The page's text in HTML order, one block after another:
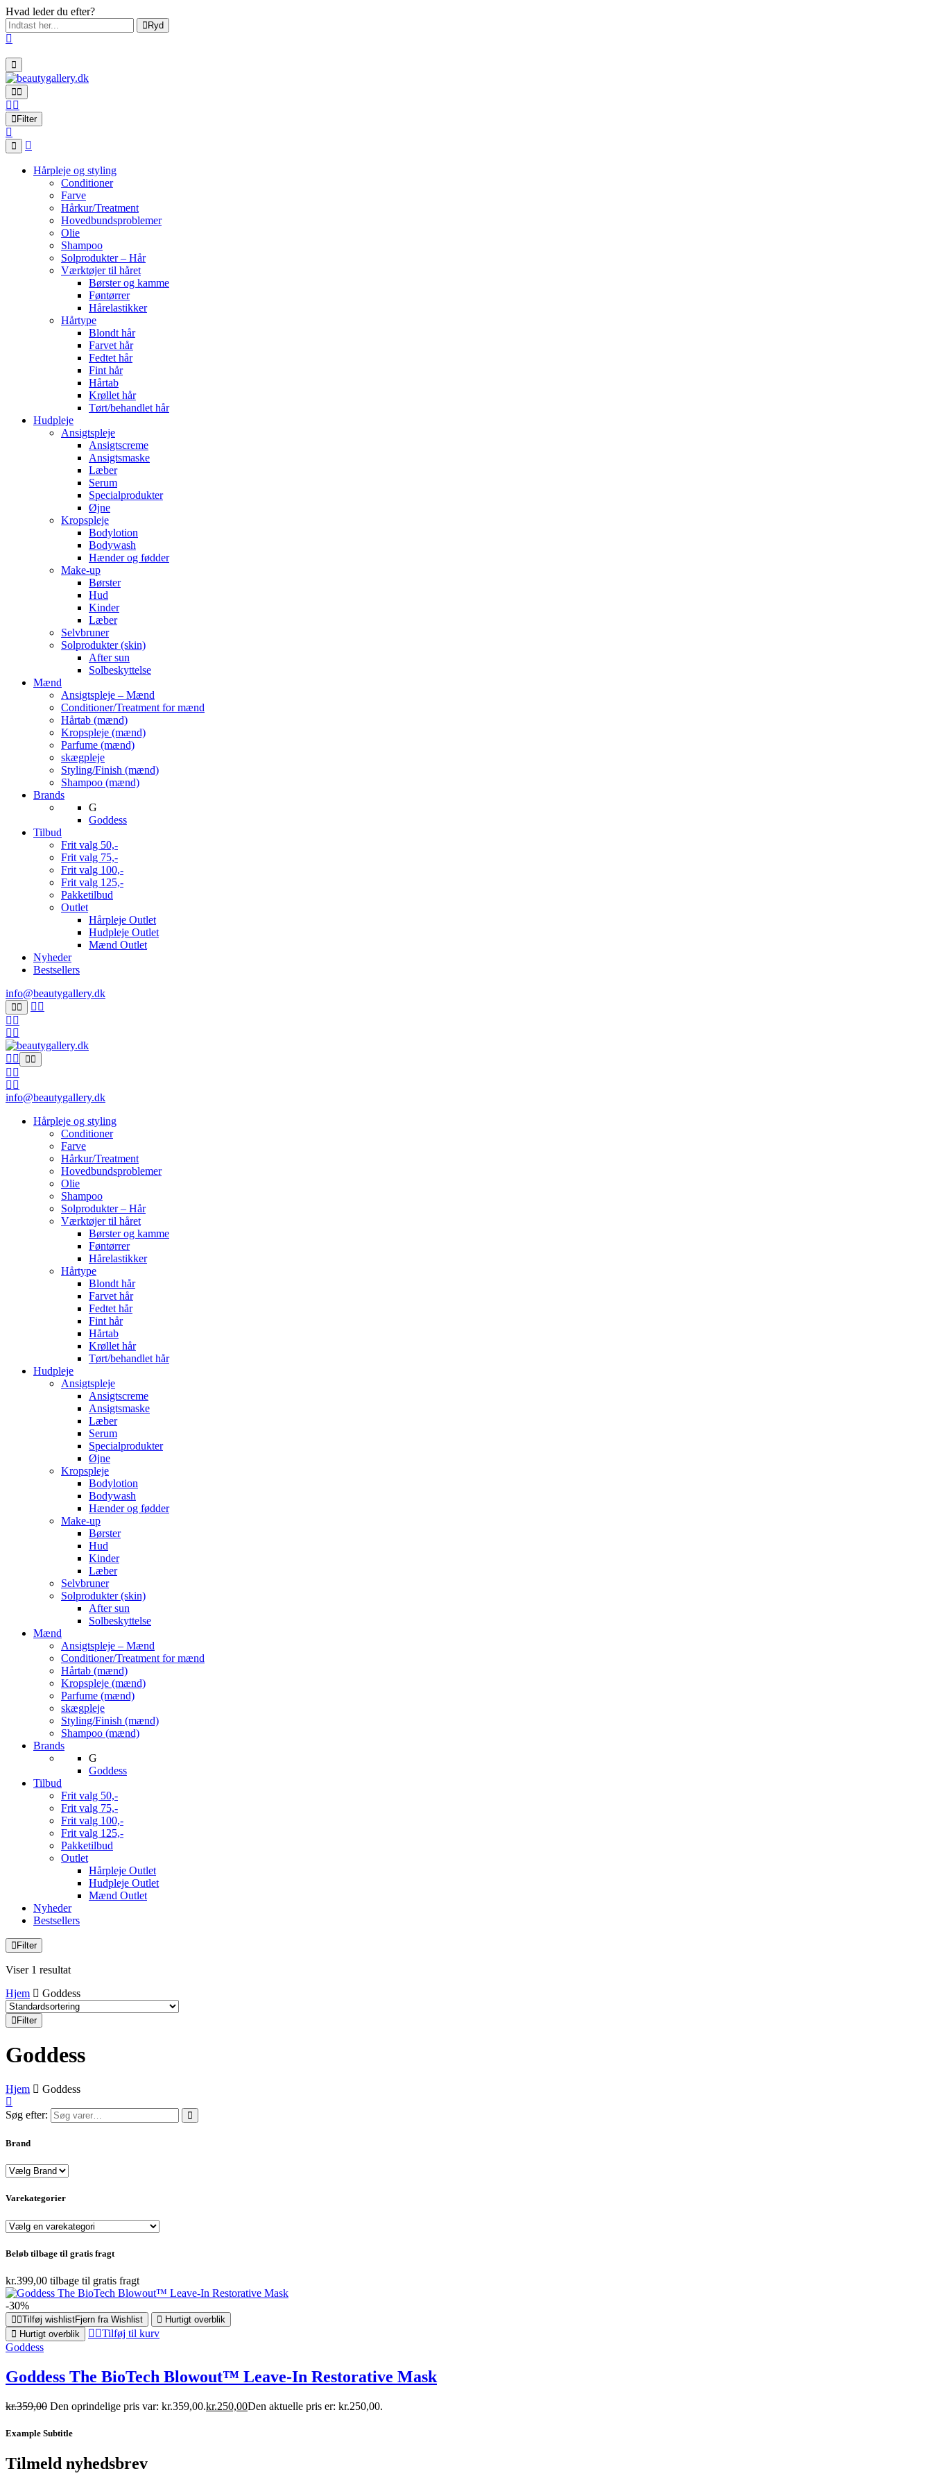
Hvad leder du efter?
Ryd
Filter
Hårpleje og styling
Conditioner
Farve
Hårkur/Treatment
Hovedbundsproblemer
Olie
Shampoo
Solprodukter – Hår
Værktøjer til håret
Børster og kamme
Føntørrer
Hårelastikker
Hårtype
Blondt hår
Farvet hår
Fedtet hår
Fint hår
Hårtab
Krøllet hår
Tørt/behandlet hår
Hudpleje
Ansigtspleje
Ansigtscreme
Ansigtsmaske
Læber
Serum
Specialprodukter
Øjne
Kropspleje
Bodylotion
Bodywash
Hænder og fødder
Make-up
Børster
Hud
Kinder
Læber
Selvbruner
Solprodukter (skin)
After sun
Solbeskyttelse
Mænd
Ansigtspleje – Mænd
Conditioner/Treatment for mænd
Hårtab (mænd)
Kropspleje (mænd)
Parfume (mænd)
skægpleje
Styling/Finish (mænd)
Shampoo (mænd)
Brands
G
Goddess
Tilbud
Frit valg 50,-
Frit valg 75,-
Frit valg 100,-
Frit valg 125,-
Pakketilbud
Outlet
Hårpleje Outlet
Hudpleje Outlet
Mænd Outlet
Nyheder
Bestsellers
info@beautygallery.dk
info@beautygallery.dk
Hårpleje og styling
Conditioner
Farve
Hårkur/Treatment
Hovedbundsproblemer
Olie
Shampoo
Solprodukter – Hår
Værktøjer til håret
Børster og kamme
Føntørrer
Hårelastikker
Hårtype
Blondt hår
Farvet hår
Fedtet hår
Fint hår
Hårtab
Krøllet hår
Tørt/behandlet hår
Hudpleje
Ansigtspleje
Ansigtscreme
Ansigtsmaske
Læber
Serum
Specialprodukter
Øjne
Kropspleje
Bodylotion
Bodywash
Hænder og fødder
Make-up
Børster
Hud
Kinder
Læber
Selvbruner
Solprodukter (skin)
After sun
Solbeskyttelse
Mænd
Ansigtspleje – Mænd
Conditioner/Treatment for mænd
Hårtab (mænd)
Kropspleje (mænd)
Parfume (mænd)
skægpleje
Styling/Finish (mænd)
Shampoo (mænd)
Brands
G
Goddess
Tilbud
Frit valg 50,-
Frit valg 75,-
Frit valg 100,-
Frit valg 125,-
Pakketilbud
Outlet
Hårpleje Outlet
Hudpleje Outlet
Mænd Outlet
Nyheder
Bestsellers
Filter
Viser 1 resultat
Hjem
Goddess
Filter
Goddess
Hjem Goddess
Søg efter:
Brand
Varekategorier
Beløb tilbage til gratis fragt
kr.399,00 tilbage til gratis fragt
-30%
Tilføj wishlistFjern fra Wishlist
Hurtigt overblik
Hurtigt overblik
Tilføj til kurv
Goddess
Goddess The BioTech Blowout™ Leave-In Restorative Mask
kr.359,00 Den oprindelige pris var: kr.359,00.kr.250,00Den aktuelle pris er: kr.250,00.
Example Subtitle
Tilmeld nyhedsbrev